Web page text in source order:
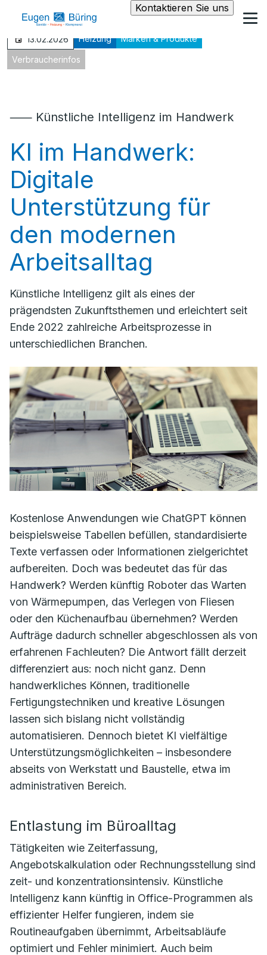
Kontaktieren Sie uns
13.02.2026 Heizung Marken & Produkte
Verbraucherinfos
⸺ Künstliche Intelligenz im Handwerk
KI im Handwerk:
Digitale
Unterstützung für
den modernen
Arbeitsalltag
Künstliche Intelligenz gilt als eines der
prägendsten Zukunftsthemen und erleichtert seit
Ende 2022 zahlreiche Arbeitsprozesse in
unterschiedlichen Branchen.
Kostenlose Anwendungen wie ChatGPT können
beispielsweise Tabellen befüllen, standardisierte
Texte verfassen oder Informationen zielgerichtet
aufbereiten. Doch was bedeutet das für das
Handwerk? Werden künftig Roboter das Warten
von Wärmepumpen, das Verlegen von Fliesen
oder den Küchenaufbau übernehmen? Werden
Aufträge dadurch schneller abgeschlossen als von
erfahrenen Fachleuten? Die Antwort fällt derzeit
differenziert aus: noch nicht ganz. Denn
handwerkliches Können, traditionelle
Fertigungstechniken und kreative Lösungen
lassen sich bislang nicht vollständig
automatisieren. Dennoch bietet KI vielfältige
Unterstützungsmöglichkeiten – insbesondere
abseits von Werkstatt und Baustelle, etwa im
administrativen Bereich.
Entlastung im Büroalltag
Tätigkeiten wie Zeiterfassung,
Angebotskalkulation oder Rechnungsstellung sind
zeit- und konzentrationsintensiv. Künstliche
Intelligenz kann künftig in Office-Programmen als
effizienter Helfer fungieren, indem sie
Routineaufgaben übernimmt, Arbeitsabläufe
optimiert und Fehler minimiert. Auch beim